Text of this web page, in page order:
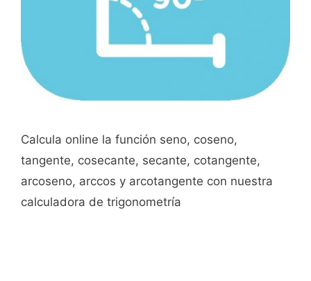
Calcula online la función seno, coseno,
tangente, cosecante, secante, cotangente,
arcoseno, arccos y arcotangente con nuestra
calculadora de trigonometría